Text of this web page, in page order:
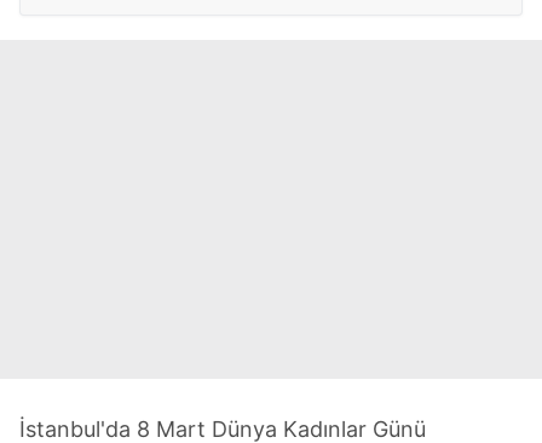
İstanbul'da 8 Mart Dünya Kadınlar Günü